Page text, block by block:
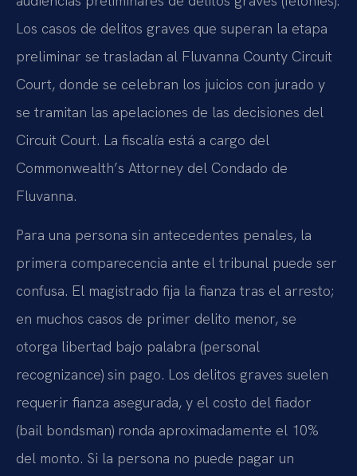
Los casos de delitos graves que superan la etapa
preliminar se trasladan al Fluvanna County Circuit
Court, donde se celebran los juicios con jurado y
se tramitan las apelaciones de las decisiones del
Circuit Court. La fiscalía está a cargo del
Commonwealth’s Attorney del Condado de
Fluvanna.
Para una persona sin antecedentes penales, la
primera comparecencia ante el tribunal puede ser
confusa. El magistrado fija la fianza tras el arresto;
en muchos casos de primer delito menor, se
otorga libertad bajo palabra (personal
recognizance) sin pago. Los delitos graves suelen
requerir fianza asegurada, y el costo del fiador
(bail bondsman) ronda aproximadamente el 10%
del monto. Si la persona no puede pagar un